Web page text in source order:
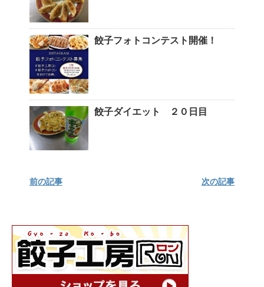
餃子フォトコンテスト開催！
餃子ダイエット ２０日目
前の記事 次の記事